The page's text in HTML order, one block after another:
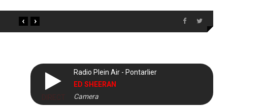
›
‹
DIRECT
Radio Plein Air - Pontarlier
ED SHEERAN
Camera